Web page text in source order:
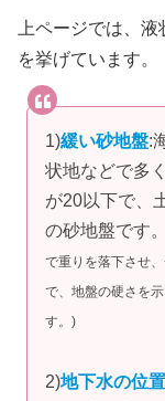
上ページでは、
を挙げています。
1)緩い砂地盤:
状地などで多
が20以下で、
の砂地盤です。
で重りを落下させ
で、地盤の硬さを
す。)
2)地下水の位置